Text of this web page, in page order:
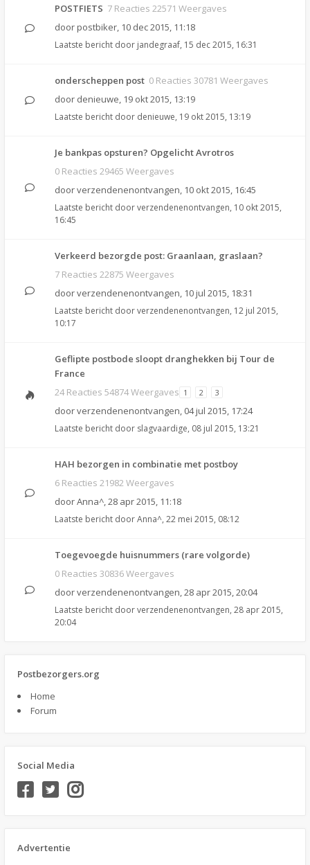
POSTFIETS 7 Reacties 22571 Weergaves
door postbiker, 10 dec 2015, 11:18
Laatste bericht door jandegraaf, 15 dec 2015, 16:31
onderscheppen post 0 Reacties 30781 Weergaves
door denieuwe, 19 okt 2015, 13:19
Laatste bericht door denieuwe, 19 okt 2015, 13:19
Je bankpas opsturen? Opgelicht Avrotros
0 Reacties 29465 Weergaves
doorverzendenenontvangen, 10 okt 2015, 16:45
Laatste bericht doorverzendenenontvangen, 10 okt 2015,
16:45
Verkeerd bezorgde post: Graanlaan, graslaan?
7 Reacties 22875 Weergaves
doorverzendenenontvangen, 10 jul 2015, 18:31
Laatste bericht doorverzendenenontvangen, 12 jul 2015,
10:17
Geflipte postbode sloopt dranghekken bij Tour de
France
24 Reacties 54874 Weergaves 1 2 3
doorverzendenenontvangen, 04 jul 2015, 17:24
Laatste bericht door slagvaardige, 08 jul 2015, 13:21
HAH bezorgen in combinatie met postboy
6 Reacties 21982 Weergaves
doorAnna^,28 apr 2015, 11:18
Laatste bericht doorAnna^, 22 mei 2015, 08:12
Toegevoegde huisnummers (rare volgorde)
0 Reacties 30836 Weergaves
doorverzendenenontvangen,28 apr 2015, 20:04
Laatste bericht doorverzendenenontvangen, 28 apr 2015,
20:04
Postbezorgers.org
Home
Forum
Social Media
Advertentie